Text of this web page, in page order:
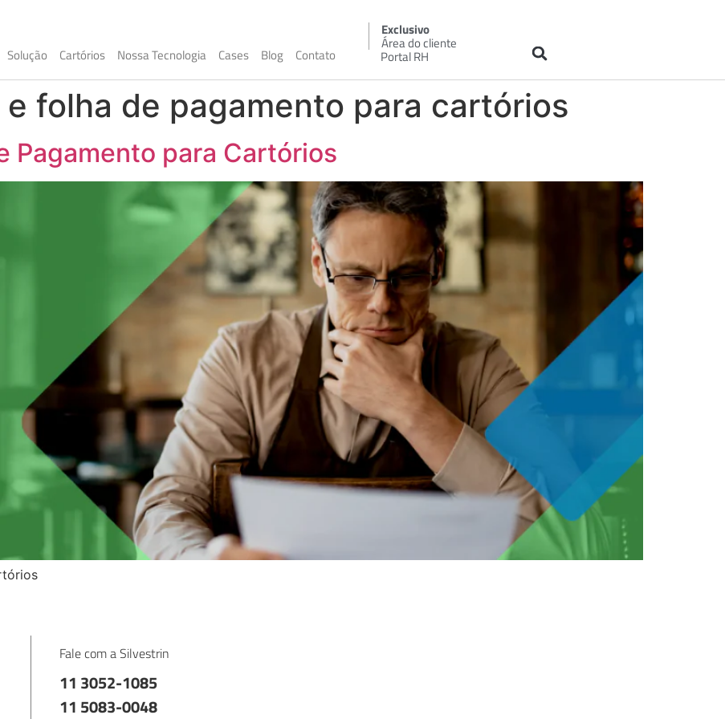
Solução Cartórios Nossa Tecnologia Cases Blog Contato
Exclusivo
Área do cliente
Portal RH
folha de pagamento para cartórios
Pagamento para Cartórios
Fale com a Silvestrin
11 3052-1085
11 5083-0048